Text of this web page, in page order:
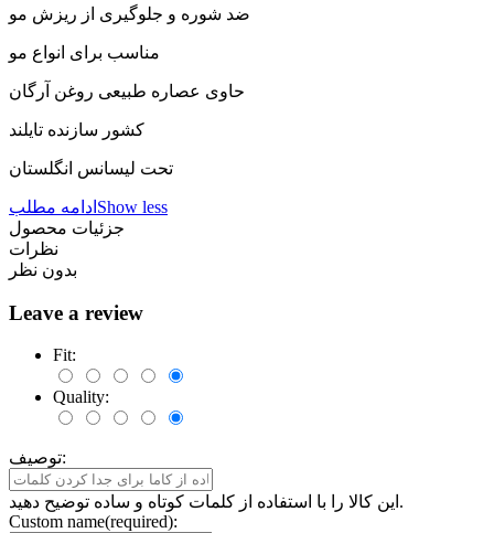
ضد شوره و جلوگیری از ریزش مو
حاوی عصاره طبیعی روغن آرگان
کشور سازنده تایلند
تحت لیسانس انگلستان
ادامه مطلب Show less
جزئیات محصول
نظرات
بدون نظر
Leave a review
Fit:
Quality:
توصیف:
این کالا را با استفاده از کلمات کوتاه و ساده توضیح دهید.
Custom name(required):